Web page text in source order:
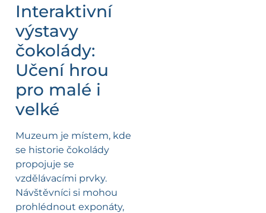
Interaktivní
výstavy
čokolády:
Učení hrou
pro malé i
velké
Muzeum je místem, kde
se historie čokolády
propojuje se
vzdělávacími prvky.
Návštěvníci si mohou
prohlédnout exponáty,